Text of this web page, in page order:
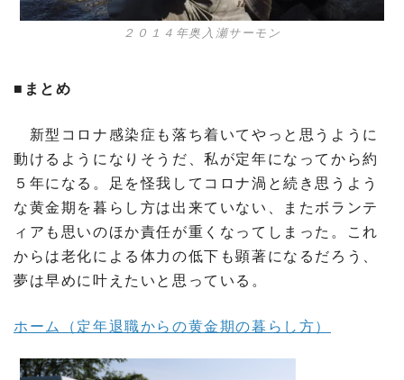
２０１４年奥入瀬サーモン
■まとめ
新型コロナ感染症も落ち着いてやっと思うように
動けるようになりそうだ、私が定年になってから約
５年になる。足を怪我してコロナ渦と続き思うよう
な黄金期を暮らし方は出来ていない、またボランテ
ィアも思いのほか責任が重くなってしまった。これ
からは老化による体力の低下も顕著になるだろう、
夢は早めに叶えたいと思っている。
ホーム（定年退職からの黄金期の暮らし方）